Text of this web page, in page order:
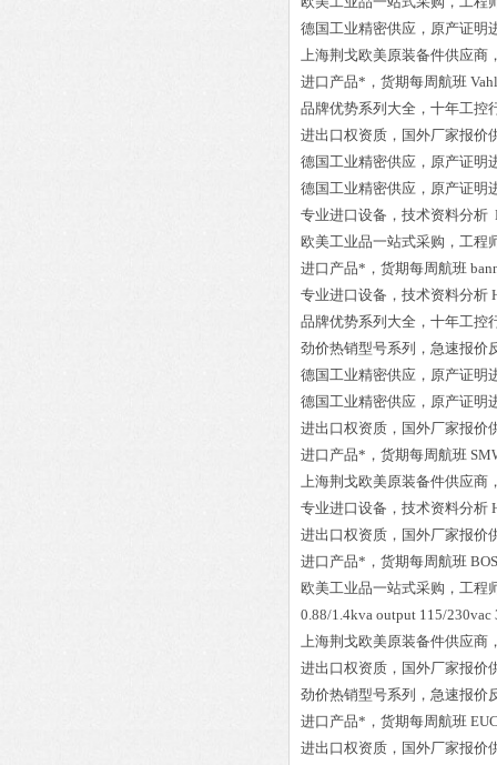
德国工业精密供应，原产证明
上海荆戈欧美原装备件供应商
进口产品*，货期每周航班
品牌优势系列大全，十年工控
进出口权资质，国外厂家报价
德国工业精密供应，原产证明
德国工业精密供应，原产证明
专业进口设备，技术资料分析
欧美工业品一站式采购，工程
进口产品*，货期每周航班
专业进口设备，技术资料分析
品牌优势系列大全，十年工控
劲价热销型号系列，急速报价
德国工业精密供应，原产证明
德国工业精密供应，原产证明
进出口权资质，国外厂家报价
进口产品*，货期每周航班
上海荆戈欧美原装备件供应商
专业进口设备，技术资料分析
进出口权资质，国外厂家报价
进口产品*，货期每周航班
欧美工业品一站式采购，工程
0.88/1.4kva output 115/230vac
上海荆戈欧美原装备件供应商
进出口权资质，国外厂家报价
劲价热销型号系列，急速报价
进口产品*，货期每周航班
进出口权资质，国外厂家报价